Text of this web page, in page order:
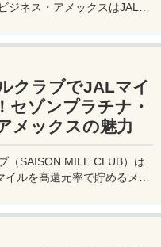
ジネス・アメックスはJALマ
クラブでJALマイ
セゾンプラチナ・
メックスの魅力
（SAISON MILE CLUB）は
イルを高還元率で貯めるメリ